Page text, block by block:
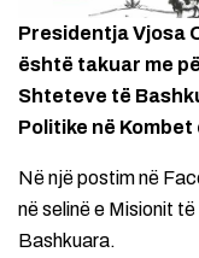
Presidentja Vjosa
është takuar me
Shteteve të
Politike në
Në një postim në
në selinë e Misionit
Bashkuara.